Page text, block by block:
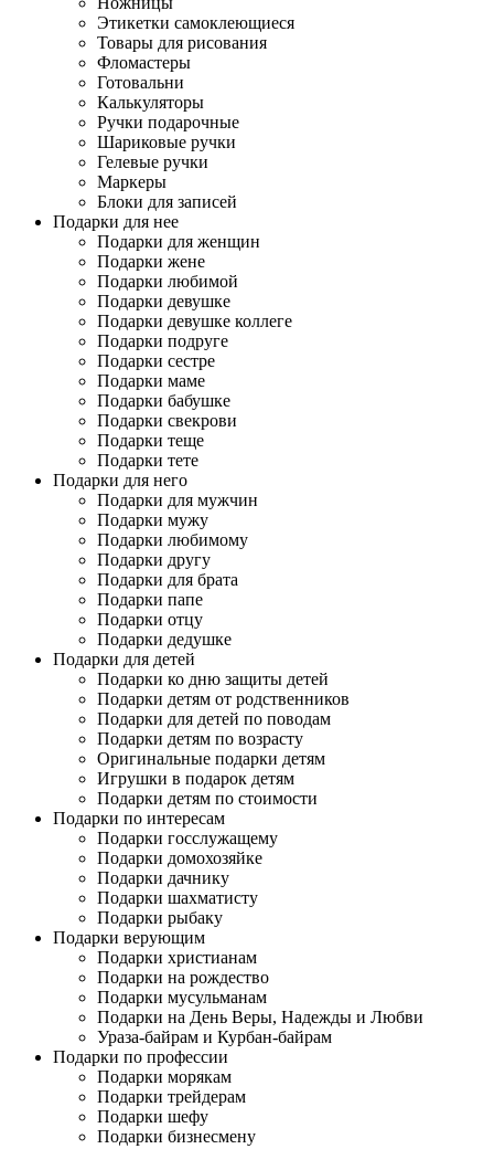
Этикетки самоклеющиеся
Товары для рисования
Фломастеры
Готовальни
Калькуляторы
Ручки подарочные
Шариковые ручки
Гелевые ручки
Маркеры
Блоки для записей
Подарки для нее
Подарки для женщин
Подарки жене
Подарки любимой
Подарки девушке
Подарки девушке коллеге
Подарки подруге
Подарки сестре
Подарки маме
Подарки бабушке
Подарки свекрови
Подарки теще
Подарки тете
Подарки для него
Подарки для мужчин
Подарки мужу
Подарки любимому
Подарки другу
Подарки для брата
Подарки папе
Подарки отцу
Подарки дедушке
Подарки для детей
Подарки ко дню защиты детей
Подарки детям от родственников
Подарки для детей по поводам
Подарки детям по возрасту
Оригинальные подарки детям
Игрушки в подарок детям
Подарки детям по стоимости
Подарки по интересам
Подарки госслужащему
Подарки домохозяйке
Подарки дачнику
Подарки шахматисту
Подарки рыбаку
Подарки верующим
Подарки христианам
Подарки на рождество
Подарки мусульманам
Подарки на День Веры, Надежды и Любви
Ураза-байрам и Курбан-байрам
Подарки по профессии
Подарки морякам
Подарки трейдерам
Подарки шефу
Подарки бизнесмену